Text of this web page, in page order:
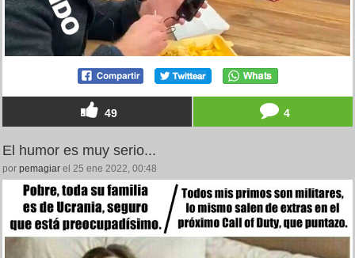
49 4
El humor es muy serio...
por pemagiar el 25 ene 2022, 00:48